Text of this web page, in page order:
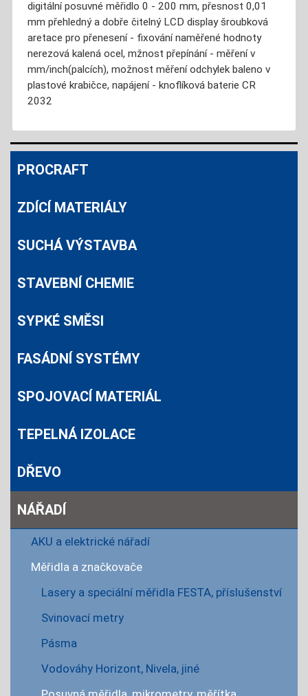
digitální posuvné měřidlo 0 - 200 mm, přesnost 0,01
mm přehledný a dobře čitelný LCD display šroubková
aretace pro přenesení - fixování naměřené hodnoty
nerezová kalená ocel, mžnost přepínání - měření v
mm/inch(palcích), možnost měření odchylek baleno v
plastové krabičce, napájení - knoflíková baterie CR
2032
PROCRAFT
ZDÍCÍ MATERIÁLY
SUCHÁ VÝSTAVBA
STAVEBNÍ CHEMIE
SYPKÉ SMĚSI
FASÁDNÍ SYSTÉMY
SPOJOVACÍ MATERIÁL
TEPELNÁ IZOLACE
DŘEVO
NÁŘADÍ
AKU a elektrické nářadí
Měřidla a značkovače
Lasery a speciální měřidla FESTA, příslušenství
Svinovací metry
Pásma
Vodováhy Horizont, Nivela, jiné